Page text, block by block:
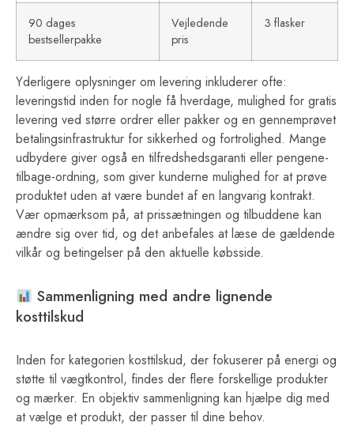
90 dages
bestsellerpakke
Vejledende
pris
3 flasker
Yderligere oplysninger om levering inkluderer ofte:
leveringstid inden for nogle få hverdage, mulighed for gratis
levering ved større ordrer eller pakker og en gennemprøvet
betalingsinfrastruktur for sikkerhed og fortrolighed. Mange
udbydere giver også en tilfredshedsgaranti eller pengene-
tilbage-ordning, som giver kunderne mulighed for at prøve
produktet uden at være bundet af en langvarig kontrakt.
Vær opmærksom på, at prissætningen og tilbuddene kan
ændre sig over tid, og det anbefales at læse de gældende
vilkår og betingelser på den aktuelle købsside.
Sammenligning med andre lignende
kosttilskud
Inden for kategorien kosttilskud, der fokuserer på energi og
støtte til vægtkontrol, findes der flere forskellige produkter
og mærker. En objektiv sammenligning kan hjælpe dig med
at vælge et produkt, der passer til dine behov.